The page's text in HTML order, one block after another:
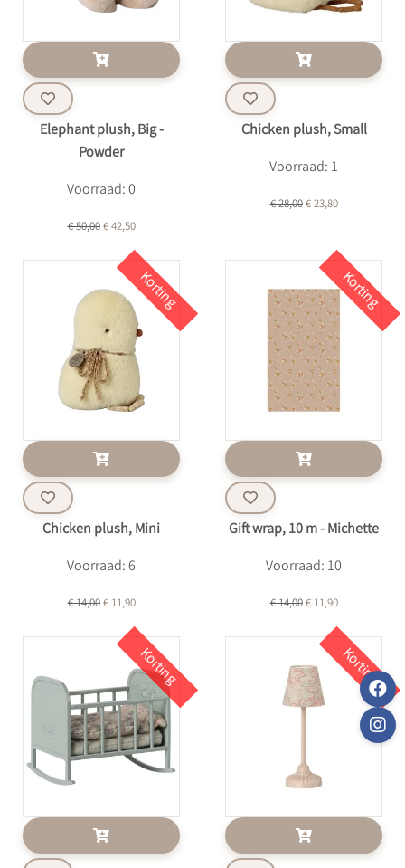
Elephant plush, Big -
Powder
Voorraad: 0
€ 50,00€ 42,50
Chicken plush, Small
Voorraad: 1
€ 28,00€ 23,80
Korting
Chicken plush, Mini
Voorraad: 6
€ 14,00€ 11,90
Korting
Gift wrap, 10 m - Michette
Voorraad: 10
€ 14,00€ 11,90
Korting Korting